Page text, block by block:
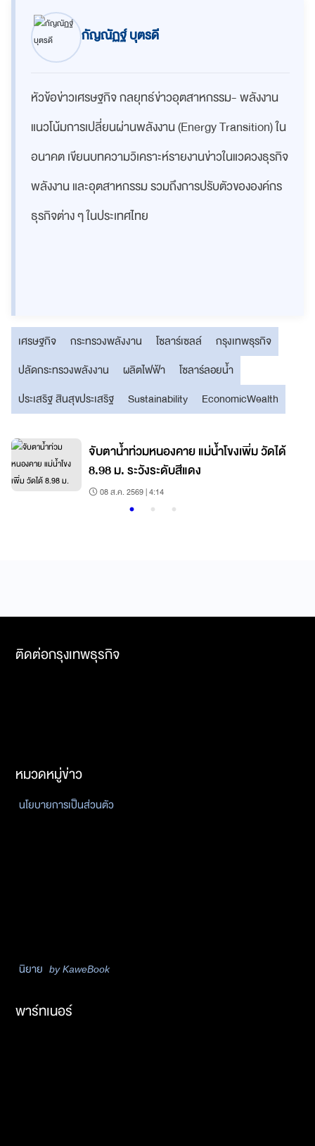
กัญณัฏฐ์ บุตรดี
หัวข้อข่าวเศรษฐกิจ กลยุทธ์ข่าวอุตสาหกรรม- พลังงาน
แนวโน้มการเปลี่ยนผ่านพลังงาน (Energy Transition) ใน
อนาคต เขียนบทความวิเคราะห์รายงานข่าวในแวดวงธุรกิจ
พลังงาน และอุตสาหกรรม รวมถึงการปรับตัวขององค์กร
ธุรกิจต่าง ๆ ในประเทศไทย
เศรษฐกิจ กระทรวงพลังงาน โซลาร์เซลล์
กรุงเทพธุรกิจ
ปลัดกระทรวงพลังงาน
ผลิตไฟฟ้า
โซลาร์ลอยน้ำ
ประเสริฐ สินสุขประเสริฐ
Sustainability EconomicWealth
จับตาน้ำท่วมหนองคาย แม่น้ำโขงเพิ่ม วัดได้
8.98 ม. ระวังระดับสีแดง
08 ส.ค. 2569 | 4:14
ติดต่อกรุงเทพธุรกิจ
หมวดหมู่ข่าว
นโยบายการเป็นส่วนตัว
นิยาย by KaweBook
พาร์ทเนอร์